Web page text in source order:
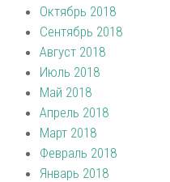
Октябрь 2018
Сентябрь 2018
Август 2018
Июль 2018
Май 2018
Апрель 2018
Март 2018
Февраль 2018
Январь 2018